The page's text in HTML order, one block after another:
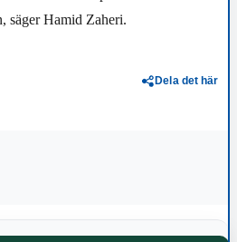
säger Hamid Zaheri.
Dela det här